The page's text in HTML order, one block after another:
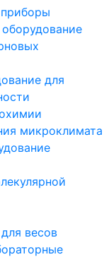
для
микроклимата
весов